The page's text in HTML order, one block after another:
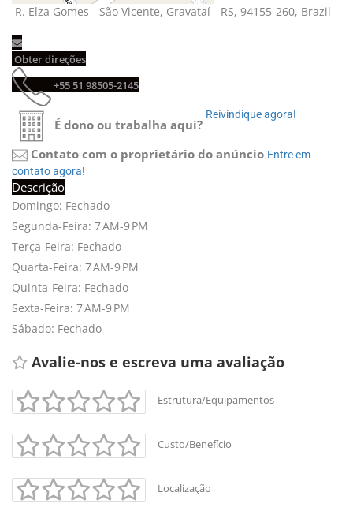
+-
R. Elza Gomes - São Vicente, Gravataí - RS, 94155-260, Brazil
Obter direções
+55 51 98505-2145
É dono ou trabalha aqui?
Reivindique agora!
Contato com o proprietário do anúncio Entre em
contato agora!
Descrição
Domingo: Fechado
Segunda-Feira: 7 AM-9 PM
Terça-Feira: Fechado
Quarta-Feira: 7 AM-9 PM
Quinta-Feira: Fechado
Sexta-Feira: 7 AM-9 PM
Sábado: Fechado
Avalie-nos e escreva uma avaliação
Estrutura/Equipamentos
Custo/Benefício
Localização